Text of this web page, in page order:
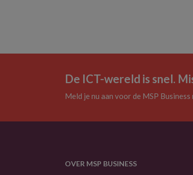
De ICT-wereld is snel.
Meld je nu aan voor de MSP
OVER MSP BUSINESS